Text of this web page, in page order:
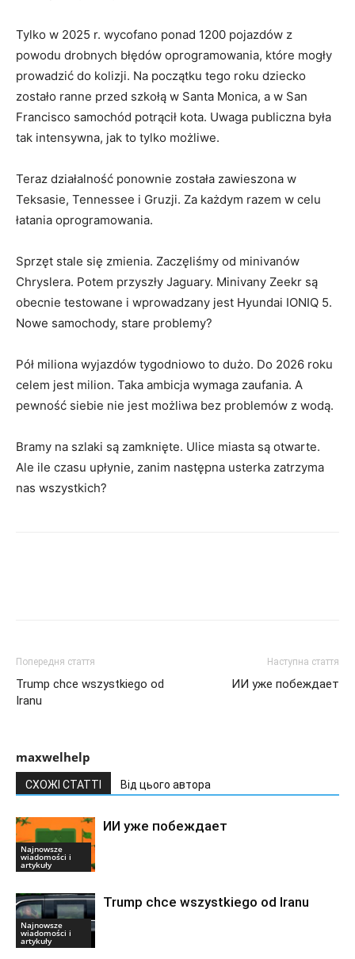
Tylko w 2025 r. wycofano ponad 1200 pojazdów z
powodu drobnych błędów oprogramowania, które mogły
prowadzić do kolizji. Na początku tego roku dziecko
zostało ranne przed szkołą w Santa Monica, a w San
Francisco samochód potrącił kota. Uwaga publiczna była
tak intensywna, jak to tylko możliwe.
Teraz działalność ponownie została zawieszona w
Teksasie, Tennessee i Gruzji. Za każdym razem w celu
łatania oprogramowania.
Sprzęt stale się zmienia. Zaczęliśmy od minivanów
Chryslera. Potem przyszły Jaguary. Minivany Zeekr są
obecnie testowane i wprowadzany jest Hyundai IONIQ 5.
Nowe samochody, stare problemy?
Pół miliona wyjazdów tygodniowo to dużo. Do 2026 roku
celem jest milion. Taka ambicja wymaga zaufania. A
pewność siebie nie jest możliwa bez problemów z wodą.
Bramy na szlaki są zamknięte. Ulice miasta są otwarte.
Ale ile czasu upłynie, zanim następna usterka zatrzyma
nas wszystkich?
Попередня стаття
Trump chce wszystkiego od
Iranu
Наступна стаття
ИИ уже побеждает
maxwelhelp
СХОЖІ СТАТТІ Від цього автора
Najnowsze
wiadomości i
artykuły
ИИ уже побеждает
Najnowsze
wiadomości i
artykuły
Trump chce wszystkiego od Iranu